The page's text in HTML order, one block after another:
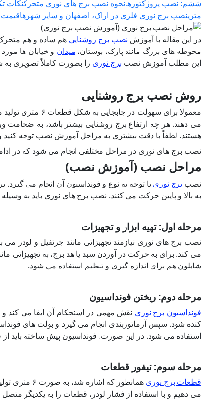
ششم: نصب پروژکتورهانحوه نصب برج های نوری متحرکنکات
مترینصب برج نوری فلزی در اراک، اصفهان و سایر شهرهاقیمت
در این مقاله با آموزش نصب برج روشنایی هم ساده و هم
محوطه های بزرگ مانند پارک، بوستان، میدان و خیابان ها
این مطلب آموزش نصب برج نوری را بصورت کاملاً تصویری به
روش نصب برج روشنایی
معمولا برای
می دهند. هر چه ارتفاع برج روشنایی بیشتر باشد، به ضخامت
هستند. لطفاً با دقت بیشتری به مراحل آموزش نصب توجه کنید و
نصب برج های نوری در مراحل مختلفی انجام می شود که در
مراحل نصب (آموزش نصب)
نصب برج نوری با توجه به نوع و فونداسیون آن انجام می
به بالا و پایین حرکت می کنند. نصب برج های نوری باید به
مرحله اول: تهیه ابزار و تجهیزات
نصب برج های نوری نیازمند تجهیزاتی مانند جرثقیل و لودر
می کند. برای به حرکت در آوردن سبد یا هد برج، به تجهیزاتی
شابلون هم برای اندازه گیری و تنظیم استفاده می شود.
مرحله دوم: ریختن فونداسیون
فونداسیون برج نوری نقش مهمی در استحکام آن ایفا می کند
کنده شود. سپس آرماتوربندی انجام می گیرد و بولت های
استفاده می شود. در این صورت، فونداسیون پیش ساخته باید
مرحله سوم: تیفور قطعات
قطعات برج نوری
همانطور
می دهیم و با استفاده از فشار لودر، قطعات را به یکدیگر